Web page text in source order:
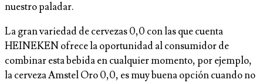
nuestro paladar.
La gran variedad de cervezas 0,0 con las que cuenta
HEINEKEN ofrece la oportunidad al consumidor de
combinar esta bebida en cualquier momento, por ejemplo,
la cerveza Amstel Oro 0,0, es muy buena opción cuando no